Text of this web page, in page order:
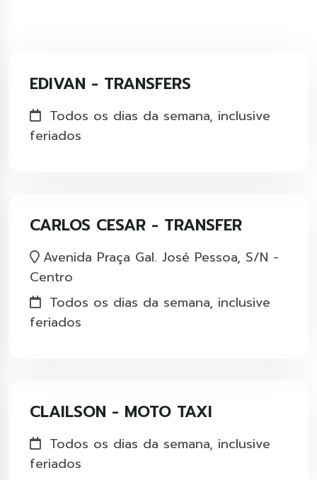
EDIVAN - TRANSFERS
Todos os dias da semana, inclusive
feriados
CARLOS CESAR - TRANSFER
Avenida Praça Gal. José Pessoa, S/N -
Centro
Todos os dias da semana, inclusive
feriados
CLAILSON - MOTO TAXI
Todos os dias da semana, inclusive
feriados